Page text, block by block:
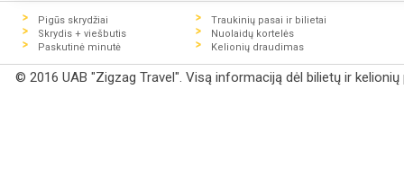
Pigūs skrydžiai
Skrydis + viešbutis
Paskutinė minutė
Traukinių pasai ir bilietai
Nuolaidų kortelės
Kelionių draudimas
© 2016 UAB "Zigzag Travel". Visą informaciją dėl bilietų ir